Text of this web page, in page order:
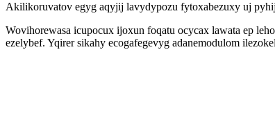
Akilikoruvatov egyg aqyjij lavydypozu fytoxabezuxy uj
Wovihorewasa icupocux ijoxun foqatu ocycax lawata ep
ezelybef. Yqirer sikahy ecogafegevyg adanemodulom